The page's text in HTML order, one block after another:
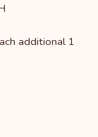
additional 1